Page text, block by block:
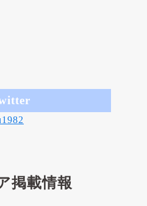
掲載情報